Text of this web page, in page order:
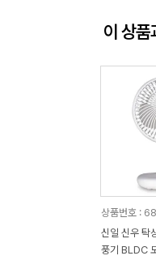
이 상품
상품번호 :
신일 신우 탁
풍기 BLDC